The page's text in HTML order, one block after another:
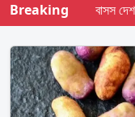
Breaking বাসস দেশ-